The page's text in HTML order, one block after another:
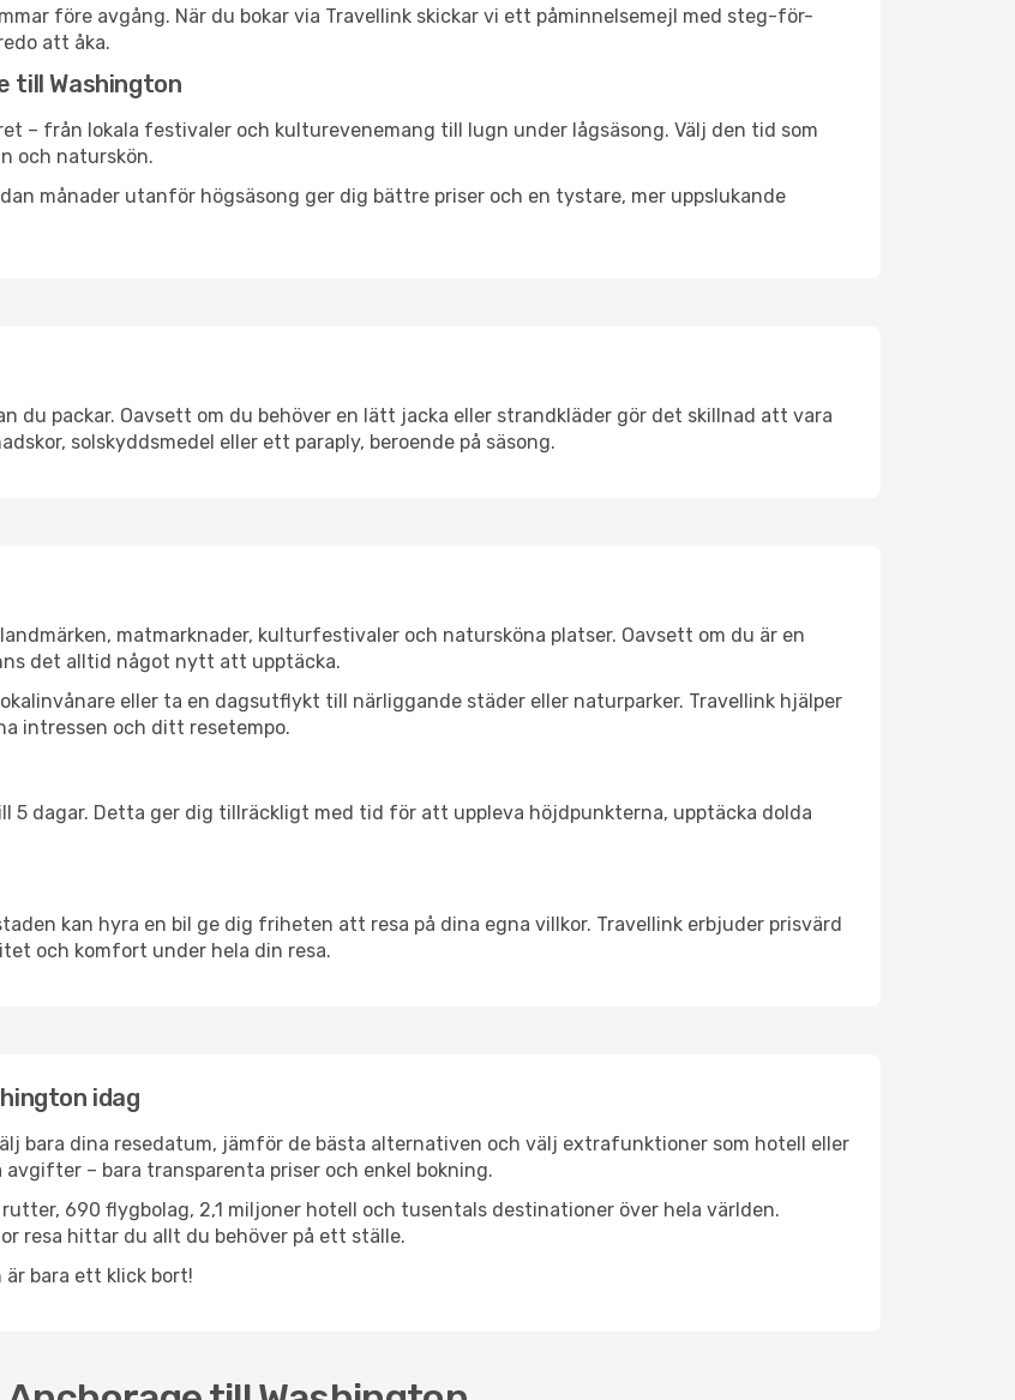
före avgång. När du bokar via Travellink skickar vi ett påminnelsemejl med steg-för-
att åka.
till Washington
– från lokala festivaler och kulturevenemang till lugn under lågsäsong. Välj den tid som
och naturskön.
månader utanför högsäsong ger dig bättre priser och en tystare, mer uppslukande
du packar. Oavsett om du behöver en lätt jacka eller strandkläder gör det skillnad att vara
solskyddsmedel eller ett paraply, beroende på säsong.
matmarknader, kulturfestivaler och natursköna platser. Oavsett om du är en
det alltid något nytt att upptäcka.
eller ta en dagsutflykt till närliggande städer eller naturparker. Travellink hjälper
intressen och ditt resetempo.
5 dagar. Detta ger dig tillräckligt med tid för att uppleva höjdpunkterna, upptäcka dolda
kan hyra en bil ge dig friheten att resa på dina egna villkor. Travellink erbjuder prisvärd
och komfort under hela din resa.
idag
bara dina resedatum, jämför de bästa alternativen och välj extrafunktioner som hotell eller
– bara transparenta priser och enkel bokning.
690 flygbolag, 2,1 miljoner hotell och tusentals destinationer över hela världen.
resa hittar du allt du behöver på ett ställe.
bara ett klick bort!